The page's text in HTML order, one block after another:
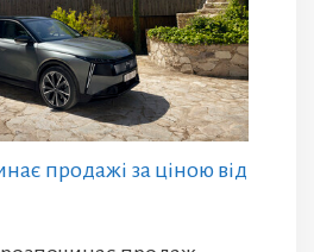
продажі за ціною від